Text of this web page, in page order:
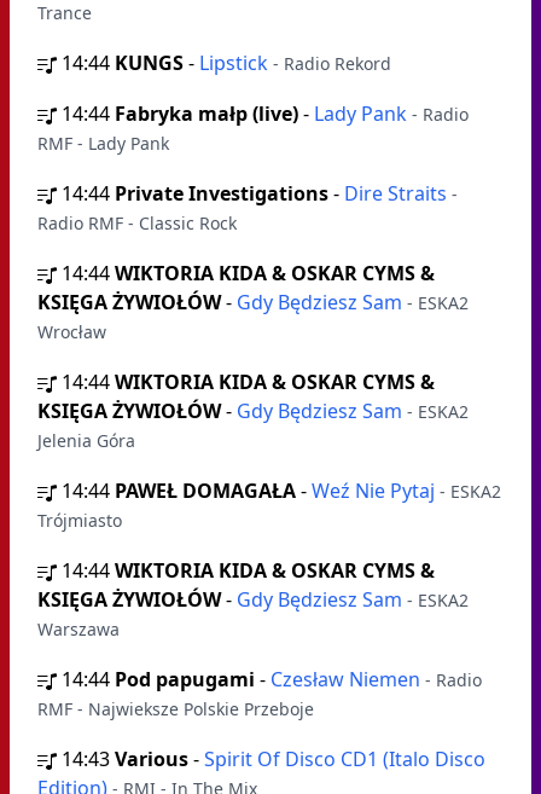
Trance
14:44 KUNGS- Lipstick - Radio Rekord
14:44 Fabryka małp (live)- Lady Pank - Radio
RMF - Lady Pank
14:44 Private Investigations- Dire Straits -
Radio RMF - Classic Rock
14:44WIKTORIA KIDA & OSKAR CYMS &
KSIĘGA ŻYWIOŁÓW- Gdy Będziesz Sam - ESKA2
Wrocław
14:44WIKTORIA KIDA & OSKAR CYMS &
KSIĘGA ŻYWIOŁÓW- Gdy Będziesz Sam - ESKA2
Jelenia Góra
14:44 PAWEŁ DOMAGAŁA-Weź Nie Pytaj - ESKA2
Trójmiasto
14:44WIKTORIA KIDA & OSKAR CYMS &
KSIĘGA ŻYWIOŁÓW- Gdy Będziesz Sam - ESKA2
Warszawa
14:44 Pod papugami - Czesław Niemen - Radio
RMF - Najwieksze Polskie Przeboje
14:43Various-Spirit Of Disco CD1 (Italo Disco
Edition) - RMI - In The Mix